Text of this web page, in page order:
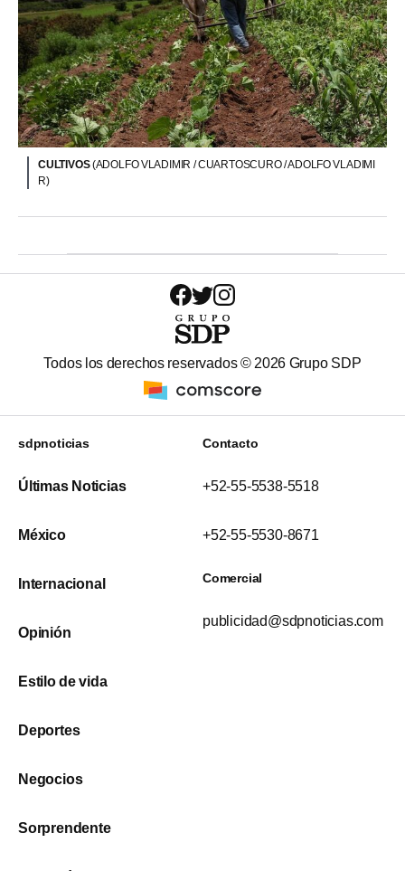
CULTIVOS(ADOLFO VLADIMIR / CUARTOSCURO / ADOLFO VLADIMI
R)
Todos los derechos reservados © 2026 Grupo SDP
sdpnoticias
Últimas Noticias
México
Internacional
Opinión
Estilo de vida
Deportes
Negocios
Sorprendente
Contacto
+52-55-5538-5518
+52-55-5530-8671
Comercial
publicidad@sdpnoticias.com